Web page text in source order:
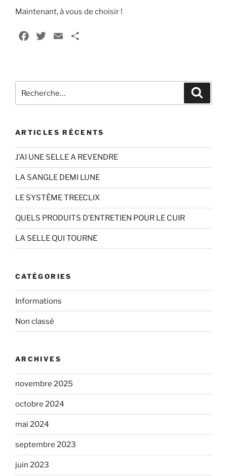
Maintenant, à vous de choisir !
b
k
r
pour
ARTICLES RÉCENTS
J’AI UNE SELLE A REVENDRE
LA SANGLE DEMI LUNE
LE SYSTÈME TREECLIX
QUELS PRODUITS D’ENTRETIEN POUR LE CUIR
LA SELLE QUI TOURNE
CATÉGORIES
Informations
Non classé
ARCHIVES
novembre 2025
octobre 2024
mai 2024
septembre 2023
juin 2023